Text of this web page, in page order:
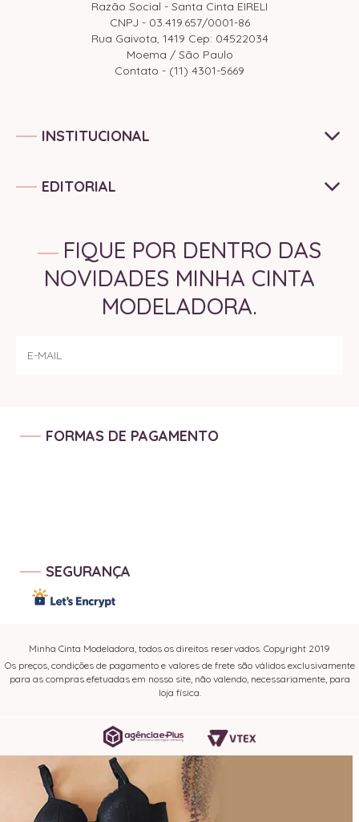
Razão Social - Santa Cinta EIRELI
CNPJ - 03.419.657/0001-86
Rua Gaivota, 1419 Cep: 04522034
Moema / São Paulo
Contato - (11) 4301-5669
INSTITUCIONAL
EDITORIAL
FIQUE POR DENTRO DAS
NOVIDADES MINHA CINTA
MODELADORA.
FORMAS DE PAGAMENTO
SEGURANÇA
Minha Cinta Modeladora, todos os direitos reservados. Copyright 2019
Os preços, condições de pagamento e valores de frete são válidos exclusivamente
para as compras efetuadas em nosso site, não valendo, necessariamente, para
loja física.